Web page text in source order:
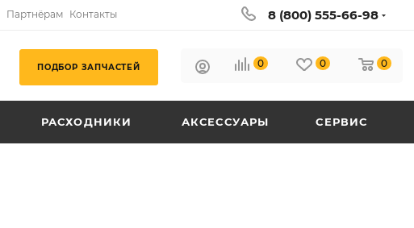
Партнёрам Контакты 8 (800) 555-66-98
ПОДБОР ЗАПЧАСТЕЙ 0 0 0
РАСХОДНИКИ АКСЕССУАРЫ СЕРВИС